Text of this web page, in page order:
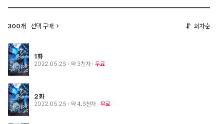
300개 선택 구매 회차순
1화
2022.05.26 · 약 3천자 무료
2화
2022.05.26 · 약 4.6천자 무료